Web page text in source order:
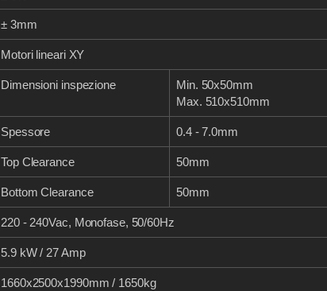
± 3mm
Motori lineari XY
Dimensioni inspezione
Min. 50x50mm
Max. 510x510mm
Spessore 0.4 - 7.0mm
Top Clearance 50mm
Bottom Clearance 50mm
220 - 240Vac, Monofase, 50/60Hz
5.9 kW / 27 Amp
1660x2500x1990mm / 1650kg